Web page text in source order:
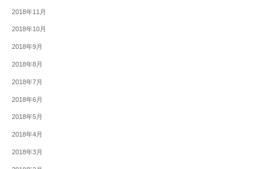
2018年11月
2018年10月
2018年9月
2018年8月
2018年7月
2018年6月
2018年5月
2018年4月
2018年3月